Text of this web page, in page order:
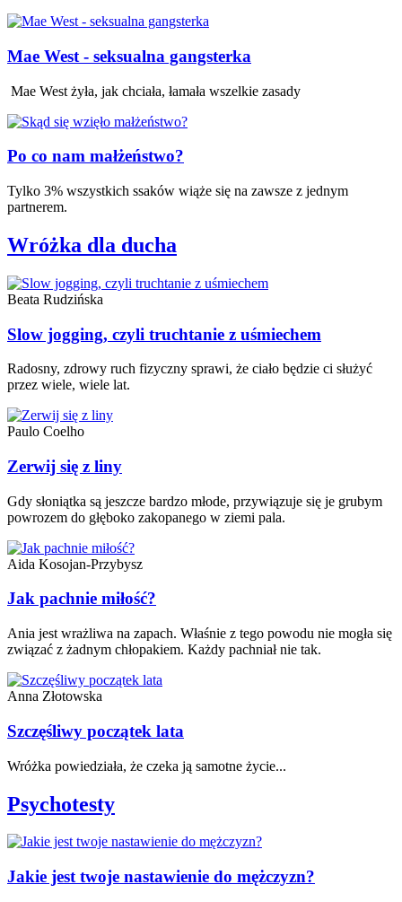
Mae West - seksualna gangsterka
Mae West żyła, jak chciała, łamała wszelkie zasady
Po co nam małżeństwo?
Tylko 3% wszystkich ssaków wiąże się na zawsze z jednym
partnerem.
Wróżka dla ducha
Beata Rudzińska
Slow jogging, czyli truchtanie z uśmiechem
Radosny, zdrowy ruch fizyczny sprawi, że ciało będzie ci służyć
przez wiele, wiele lat.
Paulo Coelho
Zerwij się z liny
Gdy słoniątka są jeszcze bardzo młode, przywiązuje się je grubym
powrozem do głęboko zakopanego w ziemi pala.
Aida Kosojan-Przybysz
Jak pachnie miłość?
Ania jest wrażliwa na zapach. Właśnie z tego powodu nie mogła się
związać z żadnym chłopakiem. Każdy pachniał nie tak.
Anna Złotowska
Szczęśliwy początek lata
Wróżka powiedziała, że czeka ją samotne życie...
Psychotesty
Jakie jest twoje nastawienie do mężczyzn?